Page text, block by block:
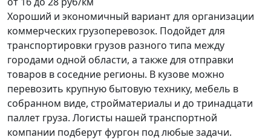
Хороший и экономичный вариант для организации
коммерческих грузоперевозок. Подойдет для
транспортировки грузов разного типа между
городами одной области, а также для отправки
товаров в соседние регионы. В кузове можно
перевозить крупную бытовую технику, мебель в
собранном виде, стройматериалы и до тринадцати
паллет груза. Логисты нашей транспортной
компании подберут фургон под любые задачи.